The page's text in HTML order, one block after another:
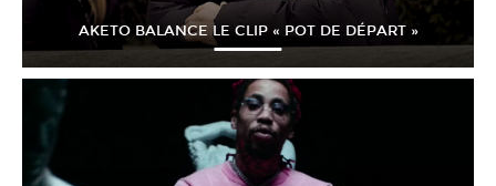
AKETO BALANCE LE CLIP « POT DE DÉPART »